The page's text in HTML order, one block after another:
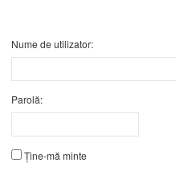
Nume de utilizator:
Parolă:
Ține-mă minte